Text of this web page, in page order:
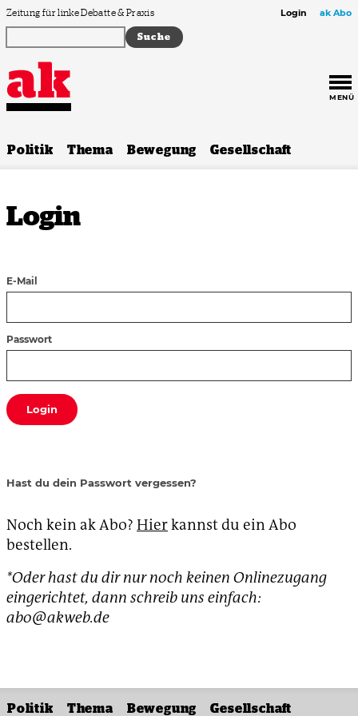
Zum Inhalt springen
Zeitung für linke Debatte & Praxis Login ak Abo
MENÜ
Politik Thema Bewegung Gesellschaft
Login
E-Mail
Passwort
Login
Hast du dein Passwort vergessen?
Noch kein ak Abo? Hierkannst du ein Abo
bestellen.
*Oder hast du dir nur noch keinen Onlinezugang
eingerichtet, dann schreib uns einfach:
abo@akweb.de
Politik Thema Bewegung Gesellschaft